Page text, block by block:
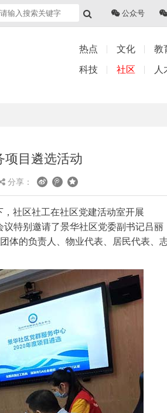
公众号
热点 文化 教
科技
社区 人
目遴选活动
分享：
社区社工在社区党建活动室开展
特别邀请了景华社区党委副书记吕丽
体的负责人、物业代表、居民代表、